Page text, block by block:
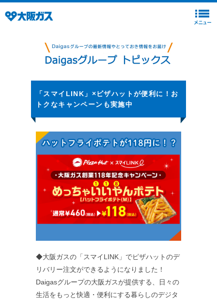
「スマイLINK」×ビザハットが便利に！お
トクなキャンペーンも実施中
◆大阪ガスの「スマイLINK」でピザハットのデ
リバリー注文ができるようになりました！
Daigasグループの大阪ガスが提供する、日々の
生活をもっと快適・便利にする暮らしのデジタ